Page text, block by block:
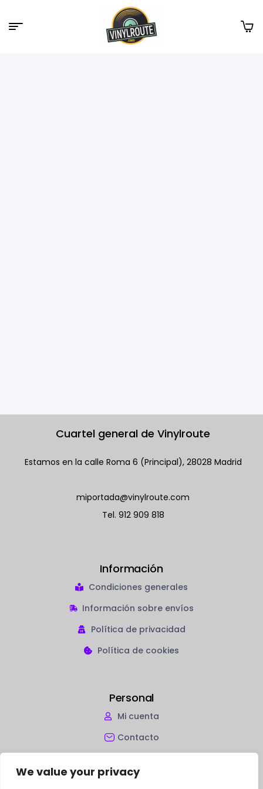
We value your privacy
Cuartel general de Vinylroute
Estamos en la calle Roma 6 (Principal), 28028 Madrid
miportada@vinylroute.com
Tel. 912 909 818
Información
Condiciones generales
Información sobre envíos
Política de privacidad
Política de cookies
Personal
Mi cuenta
Contacto